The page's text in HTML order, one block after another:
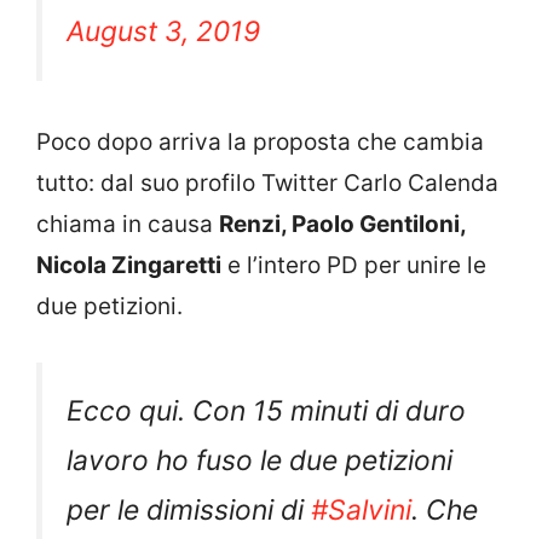
August 3, 2019
Poco dopo arriva la proposta che cambia
tutto: dal suo profilo Twitter Carlo Calenda
chiama in causa Renzi, Paolo Gentiloni,
Nicola Zingaretti e l’intero PD per unire le
due petizioni.
Ecco qui. Con 15 minuti di duro
lavoro ho fuso le due petizioni
per le dimissioni di#Salvini. Che